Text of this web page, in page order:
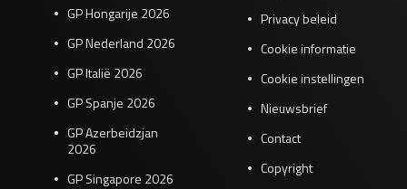
GP Hongarije 2026
GP Nederland 2026
GP Italië 2026
GP Spanje 2026
GP Azerbeidzjan
2026
GP Singapore 2026
Privacy beleid
Cookie informatie
Cookie instellingen
Nieuwsbrief
Contact
Copyright